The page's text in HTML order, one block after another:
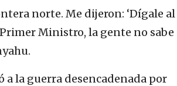
norte. Me dijeron: ‘Dígale al
Ministro, la gente no sabe
a la guerra desencadenada por